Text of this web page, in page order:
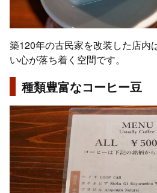
築120年の古民家を改装した店内
い心が落ち着く空間です。
種類豊富なコーヒー豆